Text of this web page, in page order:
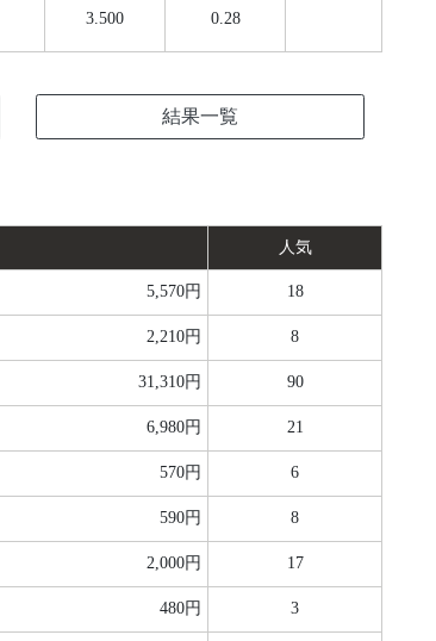
3.500 0.28
結果一覧
人気
5,570円 18
2,210円 8
31,310円 90
6,980円 21
570円 6
590円 8
2,000円 17
480円 3